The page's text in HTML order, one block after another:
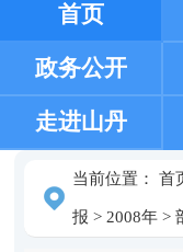
首页
政务公开
走进山丹
当前位置： 首
报 > 2008年>